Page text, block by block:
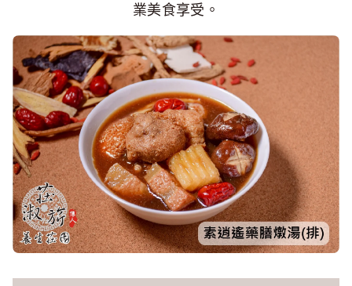
業美食享受。